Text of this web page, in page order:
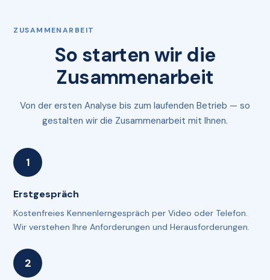
ZUSAMMENARBEIT
So starten wir die
Zusammenarbeit
Von der ersten Analyse bis zum laufenden Betrieb — so
gestalten wir die Zusammenarbeit mit Ihnen.
Erstgespräch
Kostenfreies Kennenlerngespräch per Video oder Telefon.
Wir verstehen Ihre Anforderungen und Herausforderungen.